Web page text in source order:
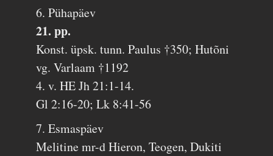
6. Pühapäev
21. pp.
Konst. üpsk. tunn. Paulus †350; Hutõni
vg. Varlaam †1192
4. v. HE Jh 21:1-14.
Gl 2:16-20; Lk 8:41-56
7. Esmaspäev
Melitine mr-d Hieron, Teogen, Dukiti